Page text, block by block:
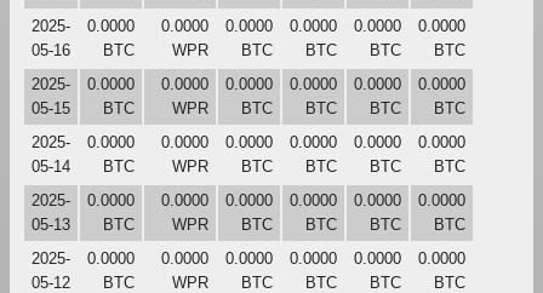
2025-
05-16
0.0000
BTC
0.0000
WPR
0.0000
BTC
0.0000
BTC
0.0000
BTC
0.0000
BTC
2025-
05-15
0.0000
BTC
0.0000
WPR
0.0000
BTC
0.0000
BTC
0.0000
BTC
0.0000
BTC
2025-
05-14
0.0000
BTC
0.0000
WPR
0.0000
BTC
0.0000
BTC
0.0000
BTC
0.0000
BTC
2025-
05-13
0.0000
BTC
0.0000
WPR
0.0000
BTC
0.0000
BTC
0.0000
BTC
0.0000
BTC
2025-
05-12
0.0000
BTC
0.0000
WPR
0.0000
BTC
0.0000
BTC
0.0000
BTC
0.0000
BTC